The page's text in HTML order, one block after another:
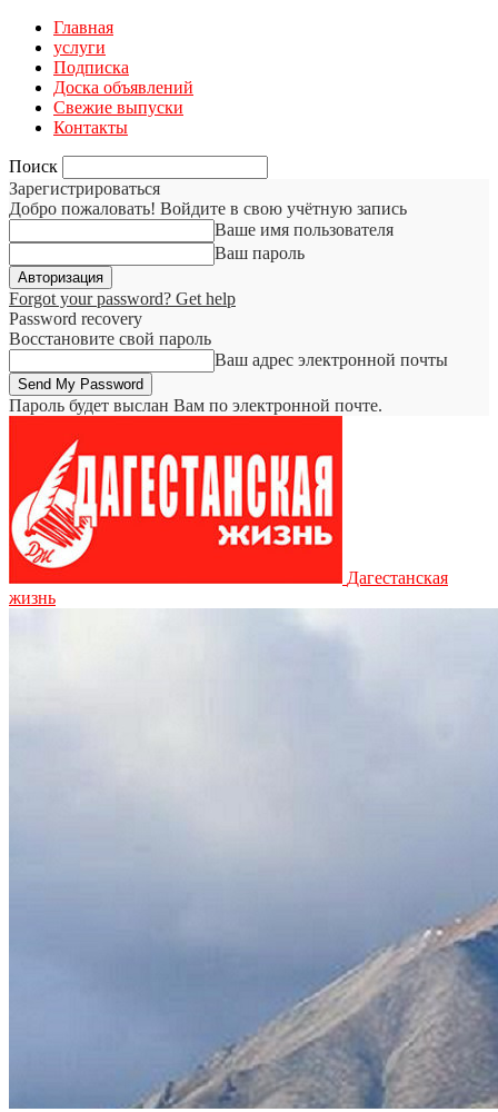
Главная
услуги
Подписка
Доска объявлений
Свежие выпуски
Контакты
Поиск
Зарегистрироваться
Добро пожаловать! Войдите в свою учётную запись
Ваше имя пользователя
Ваш пароль
Forgot your password? Get help
Password recovery
Восстановите свой пароль
Ваш адрес электронной почты
Пароль будет выслан Вам по электронной почте.
Дагестанская
жизнь